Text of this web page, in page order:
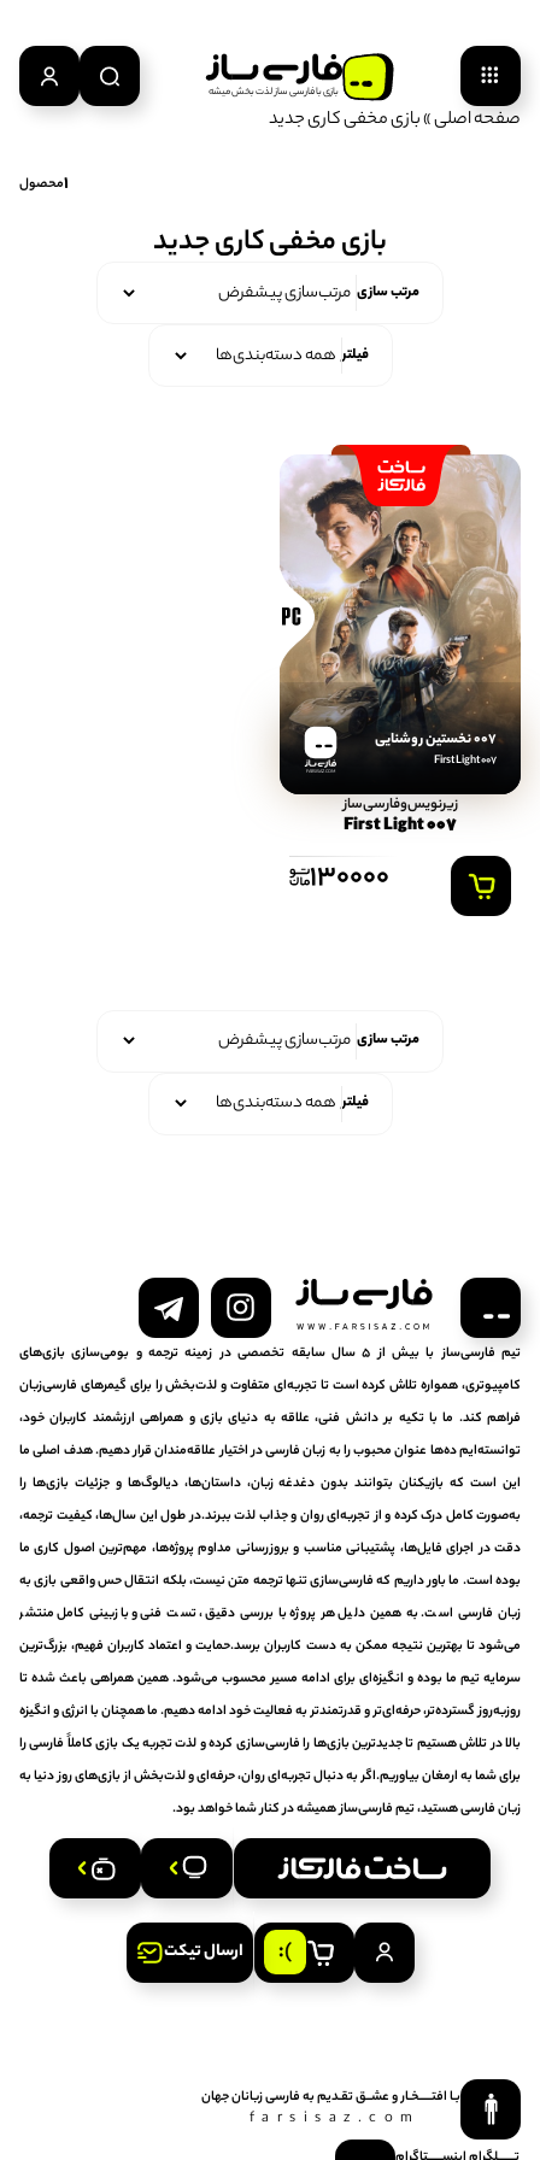
بازی‌ با‌ فارسی‌ ساز‌ لذت‌ بخش‌ میشه
صفحه اصلی»بازی مخفی کاری جدید
1محصول
بازی مخفی کاری جدید
مرتب سازی
فیلتر
007 نخستین روشنایی
007 First Light
FARSISAZ.COM
زیرنویس‌و‌فارسی‌ساز
007 First Light
130000
مرتب سازی
فیلتر
تیم فارسی‌ساز با بیش از ۵ سال سابقه تخصصی در زمینه ترجمه و بومی‌سازی بازی‌های
کامپیوتری، همواره تلاش کرده است تا تجربه‌ای متفاوت و لذت‌بخش را برای گیمرهای فارسی‌زبان
فراهم کند. ما با تکیه بر دانش فنی، علاقه به دنیای بازی و همراهی ارزشمند کاربران خود،
توانسته‌ایم ده‌ها عنوان محبوب را به زبان فارسی در اختیار علاقه‌مندان قرار دهیم. هدف اصلی ما
این است که بازیکنان بتوانند بدون دغدغه زبان، داستان‌ها، دیالوگ‌ها و جزئیات بازی‌ها را
به‌صورت کامل درک کرده و از تجربه‌ای روان و جذاب لذت ببرند.در طول این سال‌ها، کیفیت ترجمه،
دقت در اجرای فایل‌ها، پشتیبانی مناسب و بروزرسانی مداوم پروژه‌ها، مهم‌ترین اصول کاری ما
بوده است. ما باور داریم که فارسی‌سازی تنها ترجمه متن نیست، بلکه انتقال حس واقعی بازی به
زبان فارسی است. به همین دلیل هر پروژه با بررسی دقیق، تست فنی و بازبینی کامل منتشر
می‌شود تا بهترین نتیجه ممکن به دست کاربران برسد.حمایت و اعتماد کاربران فهیم، بزرگ‌ترین
سرمایه تیم ما بوده و انگیزه‌ای برای ادامه مسیر محسوب می‌شود. همین همراهی باعث شده تا
روزبه‌روز گسترده‌تر، حرفه‌ای‌تر و قدرتمندتر به فعالیت خود ادامه دهیم. ما همچنان با انرژی و انگیزه
بالا در تلاش هستیم تا جدیدترین بازی‌ها را فارسی‌سازی کرده و لذت تجربه یک بازی کاملاً فارسی را
برای شما به ارمغان بیاوریم.اگر به دنبال تجربه‌ای روان، حرفه‌ای و لذت‌بخش از بازی‌های روز دنیا به
زبان فارسی هستید، تیم فارسی‌ساز همیشه در کنار شما خواهد بود.
ارسال تیکت
بـا افتـــــخـار و عشــق‌ تقـدیم‌ به‌ فارسی‌ زبانان‌ جهان
farsisaz.com